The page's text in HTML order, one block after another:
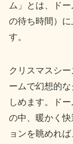
ム」とは、ド
の待ち時間）
す。
クリスマスシ
ームで幻想的
しめます。​ド
の中、暖かく
ョンを眺めれ